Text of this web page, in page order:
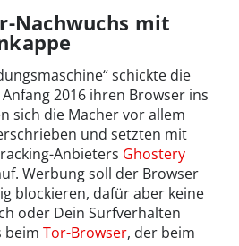
Nachwuchs mit
schickte die
Anfang 2016 ihren Browser ins
sich die Macher vor allem
und setzten mit
Anbieters Ghostery
Werbung soll der Browser
blockieren, dafür aber keine
oder Dein Surfverhalten
beim Tor-Browser, der beim